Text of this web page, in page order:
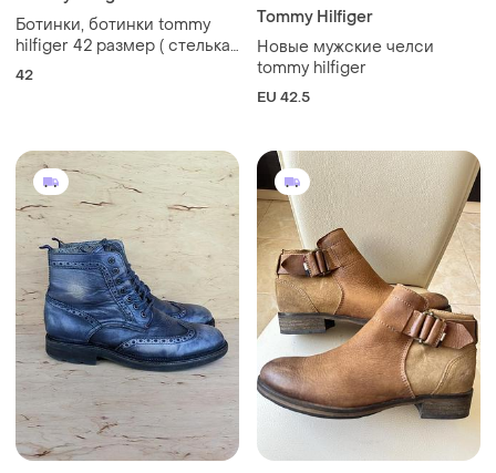
Ботинки, ботинки tommy
hilfiger 42 размер ( стелька
26,5 см )
42
Tommy Hilfiger
Новые мужские челси
tommy hilfiger
EU 42.5